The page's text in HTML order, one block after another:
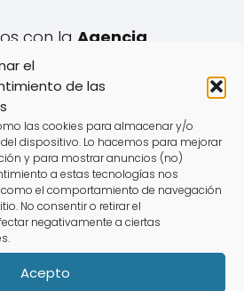
el
de las
las cookies para almacenar y/o
dispositivo. Lo hacemos para mejorar
y para mostrar anuncios (no)
a estas tecnologías nos
el comportamiento de navegación
No consentir o retirar el
negativamente a ciertas
Acepto
con la Agencia
en cuenta estos errores:
"borrador declaración
de actividades
en el impuesto
de plazo, lo que
sanciones.